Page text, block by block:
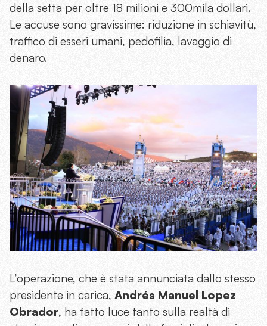
della setta per oltre 18 milioni e 300mila dollari.
Le accuse sono gravissime: riduzione in schiavitù,
traffico di esseri umani, pedofilia, lavaggio di
denaro.
L’operazione, che è stata annunciata dallo stesso
presidente in carica, Andrés Manuel Lopez
Obrador, ha fatto luce tanto sulla realtà di